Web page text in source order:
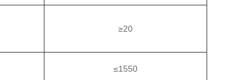
≥20
≤1550